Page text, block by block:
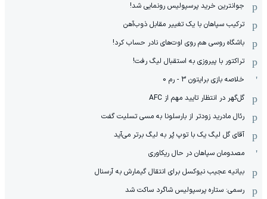
جوانترین خرید پرسپولیس رونمایی شد!
ترکیب سپاهان با یک تغییر مقابل ذوب‌آهن
باشگاه روسی هم روی اوت‌های نادر حساب کرد!
تراکتور با پیروزی به استقبال لیگ رفت!
خلاصه بازی برایتون 3 - رم 0
گل‌گهر در انتظار تایید مهم از ‌AFC
رئال مادرید زودتر از بارسلونا به مسی تسلیت گفت
آقای گل لیگ یک با توپ پُر به لیگ برتر می‌آید
مصدومان سپاهان در حال ریکاوری
بیانیه عجیب نیوکسل برای انتقال گیمارش به آرسنال
رسمی: ستاره پرسپولیس شاگرد ساکت شد